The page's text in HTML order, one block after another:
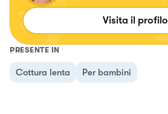
Visita il profilo
PRESENTE IN
Cottura lenta Per bambini